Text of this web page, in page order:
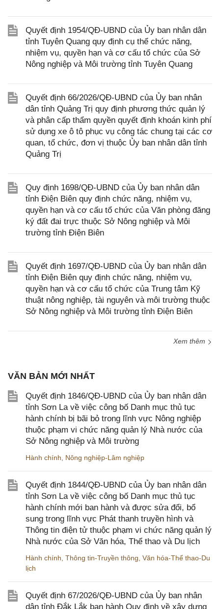
Quyết định 1954/QĐ-UBND của Ủy ban nhân dân
tỉnh Tuyên Quang quy định cụ thể chức năng,
nhiệm vụ, quyền hạn và cơ cấu tổ chức của Sở
Nông nghiệp và Môi trường tỉnh Tuyên Quang
Quyết định 66/2026/QĐ-UBND của Ủy ban nhân
dân tỉnh Quảng Trị quy định phương thức quản lý
và phân cấp thẩm quyền quyết định khoán kinh phí
sử dụng xe ô tô phục vụ công tác chung tại các cơ
quan, tổ chức, đơn vị thuộc Ủy ban nhân dân tỉnh
Quảng Trị
Quy định 1698/QĐ-UBND của Ủy ban nhân dân
tỉnh Điện Biên quy định chức năng, nhiệm vụ,
quyền hạn và cơ cấu tổ chức của Văn phòng đăng
ký đất đai trực thuộc Sở Nông nghiệp và Môi
trường tỉnh Điện Biên
Quyết định 1697/QĐ-UBND của Ủy ban nhân dân
tỉnh Điện Biên quy định chức năng, nhiệm vụ,
quyền hạn và cơ cấu tổ chức của Trung tâm Kỹ
thuật nông nghiệp, tài nguyên và môi trường thuộc
Sở Nông nghiệp và Môi trường tỉnh Điện Biên
Xem thêm
VĂN BẢN MỚI NHẤT
Quyết định 1846/QĐ-UBND của Ủy ban nhân dân
tỉnh Sơn La về việc công bố Danh mục thủ tục
hành chính bị bãi bỏ trong lĩnh vực Nông nghiệp
thuộc phạm vi chức năng quản lý Nhà nước của
Sở Nông nghiệp và Môi trường
Hành chính, Nông nghiệp-Lâm nghiệp
Quyết định 1844/QĐ-UBND của Ủy ban nhân dân
tỉnh Sơn La về việc công bố Danh mục thủ tục
hành chính mới ban hành và được sửa đổi, bổ
sung trong lĩnh vực Phát thanh truyền hình và
Thông tin điện tử thuộc phạm vi chức năng quản lý
Nhà nước của Sở Văn hóa, Thể thao và Du lịch
Hành chính, Thông tin-Truyền thông, Văn hóa-Thể thao-Du
lịch
Quyết định 67/2026/QĐ-UBND của Ủy ban nhân
dân tỉnh Đắk Lắk ban hành Quy định về xây dựng